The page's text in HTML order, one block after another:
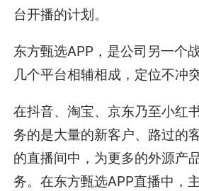
台开播的计划。
东方甄选APP，是公司另一个
几个平台相辅相成，定位不冲突
在抖音、淘宝、京东乃至小红
务的是大量的新客户、路过的
的直播间中，为更多的外源产
务。在东方甄选APP直播中，